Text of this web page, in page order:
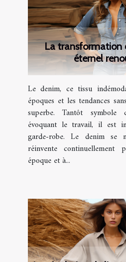
La transformation
éternel
Le denim, ce tissu
époques et les tendances
superbe. Tantôt
évoquant le travail, il est
garde-robe. Le denim se
réinvente
époque et à...